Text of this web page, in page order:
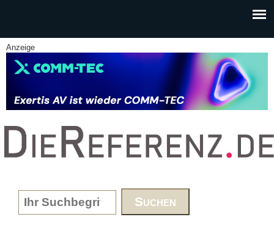
Anzeige
www.DieReferenz.de
Search form